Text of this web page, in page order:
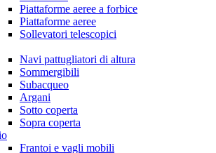
Piattaforme aeree a forbice
Piattaforme aeree
Sollevatori telescopici
Navi pattugliatori di altura
Sommergibili
Subacqueo
Argani
Sotto coperta
Sopra coperta
Frantoi e vagli mobili